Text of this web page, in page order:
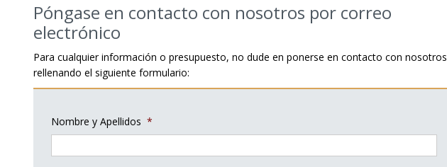
Póngase en contacto con nosotros por correo
electrónico
Para cualquier información o presupuesto, no dude en ponerse en contacto con nosotros
rellenando el siguiente formulario:
Nombre y Apellidos *